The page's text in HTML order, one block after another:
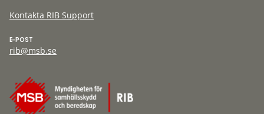
Kontakta RIB Support
E-POST
rib@msb.se